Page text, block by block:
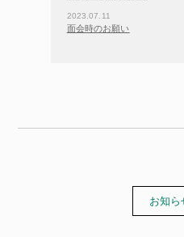
2023.07.11
面会時のお願い
お知ら